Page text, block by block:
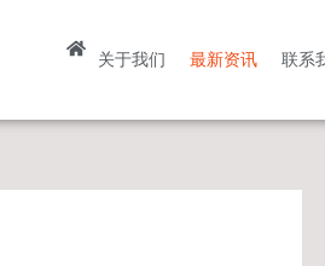
关于我们 最新资讯 联系